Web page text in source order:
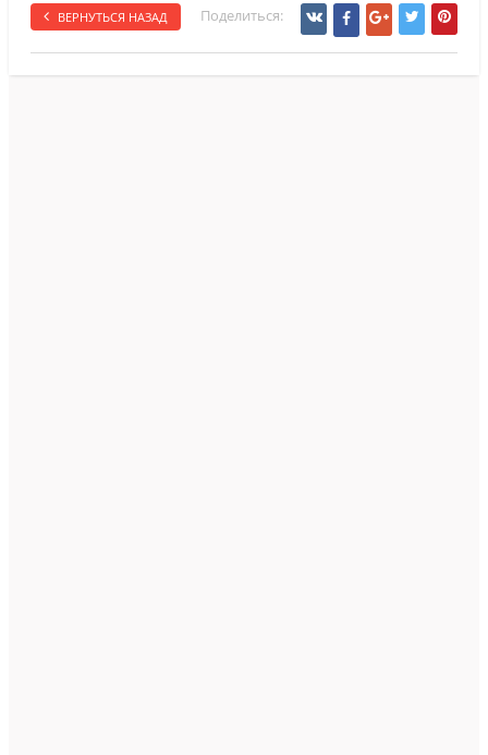
ВЕРНУТЬСЯ НАЗАД Поделиться: